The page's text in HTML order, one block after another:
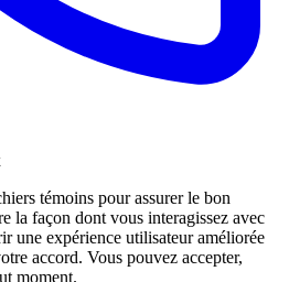
témoins pour assurer le bon
la façon dont vous interagissez avec
une expérience utilisateur améliorée
accord. Vous pouvez accepter,
moment.